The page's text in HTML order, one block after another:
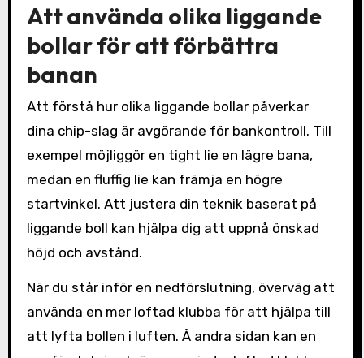
Att använda olika liggande
bollar för att förbättra
banan
Att förstå hur olika liggande bollar påverkar
dina chip-slag är avgörande för bankontroll. Till
exempel möjliggör en tight lie en lägre bana,
medan en fluffig lie kan främja en högre
startvinkel. Att justera din teknik baserat på
liggande boll kan hjälpa dig att uppnå önskad
höjd och avstånd.
När du står inför en nedförslutning, överväg att
använda en mer loftad klubba för att hjälpa till
att lyfta bollen i luften. Å andra sidan kan en